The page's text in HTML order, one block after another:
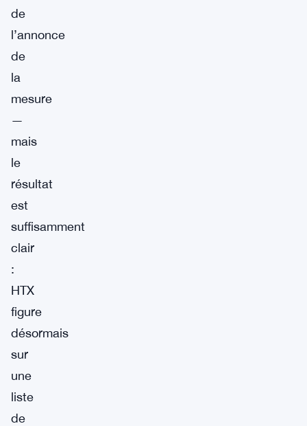
de
l’annonce
de
la
mesure
—
mais
le
résultat
est
suffisamment
clair
:
HTX
figure
désormais
sur
une
liste
de